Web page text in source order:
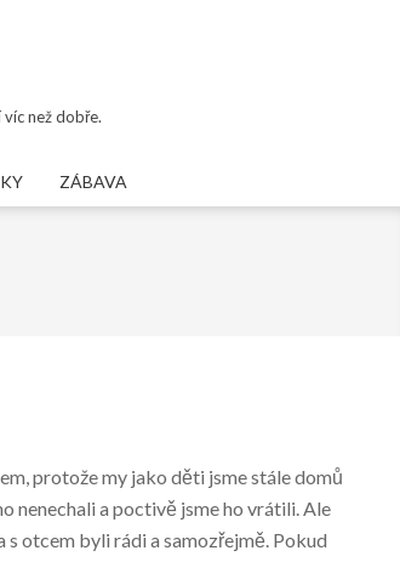
než dobře.
ZÁBAVA
protože my jako děti jsme stále domů
nenechali a poctivě jsme ho vrátili. Ale
otcem byli rádi a samozřejmě. Pokud